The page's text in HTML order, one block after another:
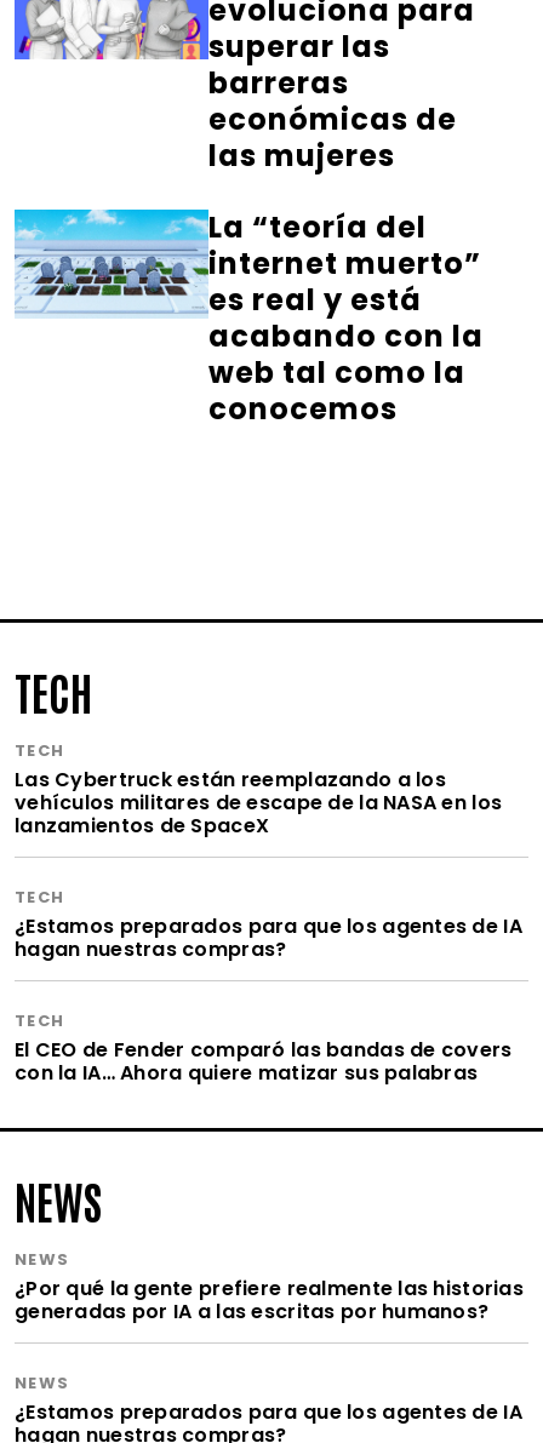
evoluciona para
superar las
barreras
económicas de
las mujeres
La “teoría del
internet muerto”
es real y está
acabando con la
web tal como la
conocemos
TECH
TECH
Las Cybertruck están reemplazando a los
vehículos militares de escape de la NASA en los
lanzamientos de SpaceX
TECH
¿Estamos preparados para que los agentes de IA
hagan nuestras compras?
TECH
El CEO de Fender comparó las bandas de covers
con la IA… Ahora quiere matizar sus palabras
NEWS
NEWS
¿Por qué la gente prefiere realmente las historias
generadas por IA a las escritas por humanos?
NEWS
¿Estamos preparados para que los agentes de IA
hagan nuestras compras?